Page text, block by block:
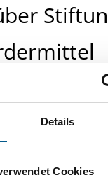
Details
Cookies
Vorhaben? Hier